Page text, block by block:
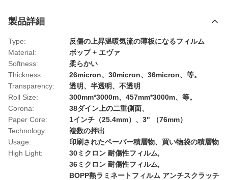
製品詳細
Type:
反傷の上昇温暖気流の薄板になるフィルム
Material:
ボップ + エヴァ
Softness:
柔らかい
Thickness:
26micron、30micron、36micron、等。
Transparency:
透明、半透明、不透明
Roll Size:
300mm*3000m、457mm*3000m、等。
Corona:
38ダイン上の二重側面、
Paper Core:
1インチ（25.4mm）、3" （76mm）
Technology:
複数の押出
Usage:
印刷されたペーパー積層物、買い物袋の積層物
High Light:
30ミクロン 耐傷性フィルム,
36ミクロン 耐傷性フィルム,
BOPP熱ラミネートフィルム アンチスクラッチ